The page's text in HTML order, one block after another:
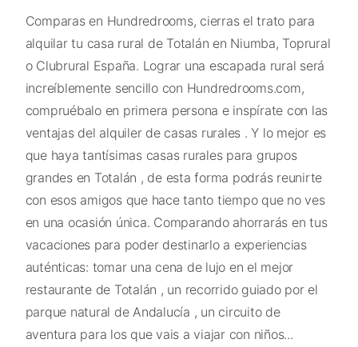
Comparas en Hundredrooms, cierras el trato para
alquilar tu casa rural de Totalán en Niumba, Toprural
o Clubrural España. Lograr una escapada rural será
increíblemente sencillo con Hundredrooms.com,
compruébalo en primera persona e inspírate con las
ventajas del alquiler de casas rurales . Y lo mejor es
que haya tantísimas casas rurales para grupos
grandes en Totalán , de esta forma podrás reunirte
con esos amigos que hace tanto tiempo que no ves
en una ocasión única. Comparando ahorrarás en tus
vacaciones para poder destinarlo a experiencias
auténticas: tomar una cena de lujo en el mejor
restaurante de Totalán , un recorrido guiado por el
parque natural de Andalucía , un circuito de
aventura para los que vais a viajar con niños...